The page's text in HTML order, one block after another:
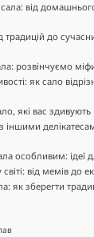
від
традицій до
розвінчуємо
як сало
які вас здивують
іншими
особливим: ідеї
від мемів до
як зберегти